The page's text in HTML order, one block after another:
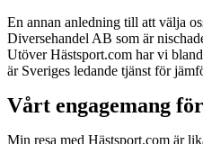
En annan anledning till att välja
Diversehandel AB som är
Utöver Hästsport.com har vi
är Sveriges ledande tjänst för
Vårt engagemang
Min resa med Hästsport.com är